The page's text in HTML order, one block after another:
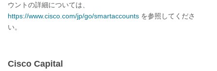
ウントの詳細については、
https://www.cisco.com/jp/go/smartaccounts を参照してくださ
い。
Cisco Capital